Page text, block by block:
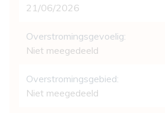
21/06/2026
Overstromingsgevoelig:
Niet meegedeeld
Overstromingsgebied:
Niet meegedeeld